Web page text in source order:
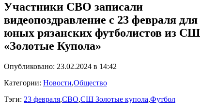
Участники СВО записали
видеопоздравление с 23 февраля для
юных рязанских футболистов из СШ
«Золотые Купола»
Опубликовано: 23.02.2024 в 14:42
Категории: Новости,Общество
Тэги: 23 февраля,СВО,СШ Золотые купола,Футбол